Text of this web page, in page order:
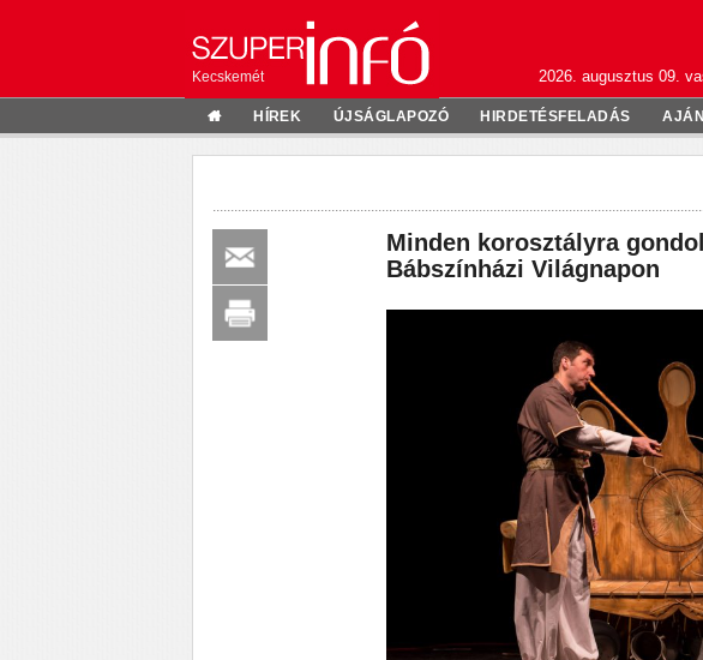
Kecskemét 2026. augusztus 09.
HÍREK ÚJSÁGLAPOZÓ HIRDETÉSFELADÁS
Minden korosztályra
Bábszínházi Világnapon